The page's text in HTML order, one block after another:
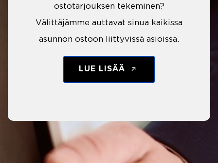
ostotarjouksen tekeminen?
Välittäjämme auttavat sinua kaikissa
asunnon ostoon liittyvissä asioissa.
LUE LISÄÄ